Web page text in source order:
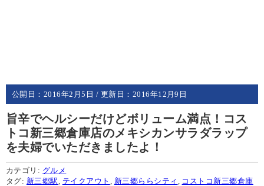
公開日： 2016年2月5日 / 更新日： 2016年12月9日
旨辛でヘルシーだけどボリューム満点！コス
トコ新三郷倉庫店のメキシカンサラダラップ
を夫婦でいただきましたよ！
カテゴリ: グルメ
タグ: 新三郷駅, テイクアウト , 新三郷ららシティ , コストコ新三郷倉庫